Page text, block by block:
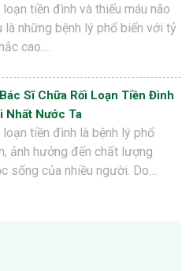
loạn tiền đình và thiếu máu não
là những bệnh lý phổ biến với tỷ
cao.…
Sĩ Chữa Rối Loạn Tiền Đình
Nhất Nước Ta
loạn tiền đình là bệnh lý phổ
ảnh hưởng đến chất lượng
sống của nhiều người. Do…